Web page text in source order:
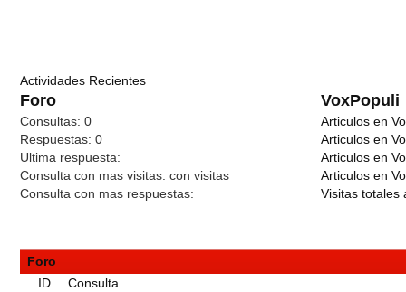
Actividades Recientes
Foro VoxPopuli
Consultas: 0
Respuestas: 0
Ultima respuesta:
Consulta con mas visitas: con visitas
Consulta con mas respuestas:
Articulos en
Articulos en
Articulos en
Articulos en
Visitas totales
Foro
ID
Consulta